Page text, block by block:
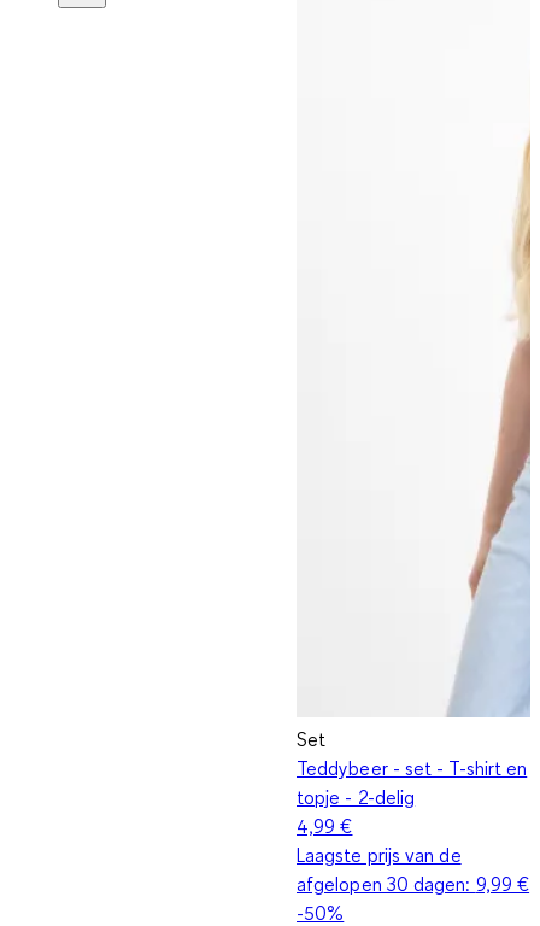
Set
Teddybeer - set - T-shirt en
topje - 2-delig
4,99 €
Laagste prijs van de
afgelopen 30 dagen: 9,99 €
-50%